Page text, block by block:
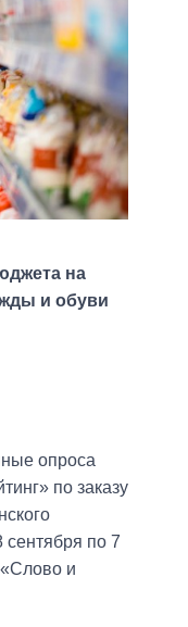
на
и обуви
опроса
по заказу
сентября по 7
и